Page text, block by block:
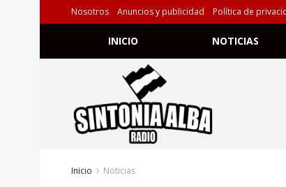
Nosotros Anuncios y publicidad Política de
INICIO NOTICIAS
Inicio Noticias